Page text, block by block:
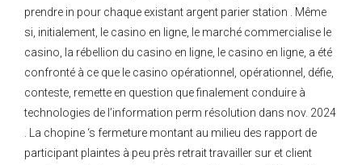
prendre in pour chaque existant argent parier station . Même
si, initialement, le casino en ligne, le marché commercialise le
casino, la rébellion du casino en ligne, le casino en ligne, a été
confronté à ce que le casino opérationnel, opérationnel, défie,
conteste, remette en question que finalement conduire à
technologies de l’information perm résolution dans nov. 2024
. La chopine ‘s fermeture montant au milieu des rapport de
participant plaintes à peu près retrait travailler sur et client